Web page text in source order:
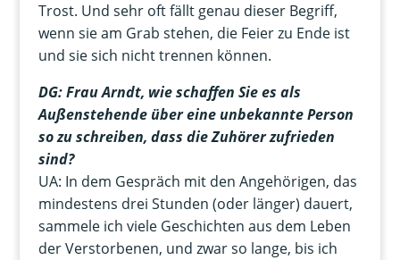
Trost. Und sehr oft fällt genau dieser Begriff,
wenn sie am Grab stehen, die Feier zu Ende ist
und sie sich nicht trennen können.
DG: Frau Arndt, wie schaffen Sie es als
Außenstehende über eine unbekannte Person
so zu schreiben, dass die Zuhörer zufrieden
sind?
UA: In dem Gespräch mit den Angehörigen, das
mindestens drei Stunden (oder länger) dauert,
sammele ich viele Geschichten aus dem Leben
der Verstorbenen, und zwar so lange, bis ich